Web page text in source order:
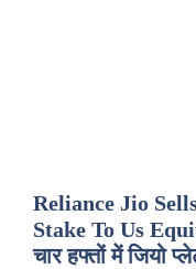
Reliance Jio
Stake To Us
चार हफ्तों में जियो